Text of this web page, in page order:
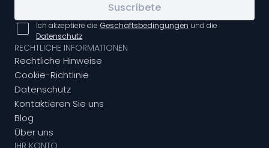
Suscríbete
Ich akzeptiere die Geschäftsbedingungen und die
Datenschutz
RECHTLICHE INFORMATIONEN
Rechtliche Hinweise
Cookie-Richtlinie
Datenschutz
Kontaktieren Sie uns
Blog
Über uns
IHR KONTO